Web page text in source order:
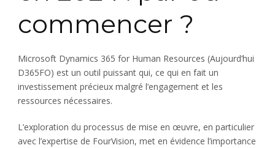
commencer ?
Microsoft Dynamics 365 for Human Resources (Aujourd’hui
D365FO) est un outil puissant qui, ce qui en fait un
investissement précieux malgré l’engagement et les
ressources nécessaires.
L’exploration du processus de mise en œuvre, en particulier
avec l’expertise de FourVision, met en évidence l’importance